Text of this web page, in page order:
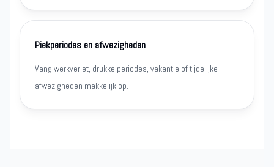
Piekperiodes en afwezigheden
Vang werkverlet, drukke periodes, vakantie of tijdelijke
afwezigheden makkelijk op.